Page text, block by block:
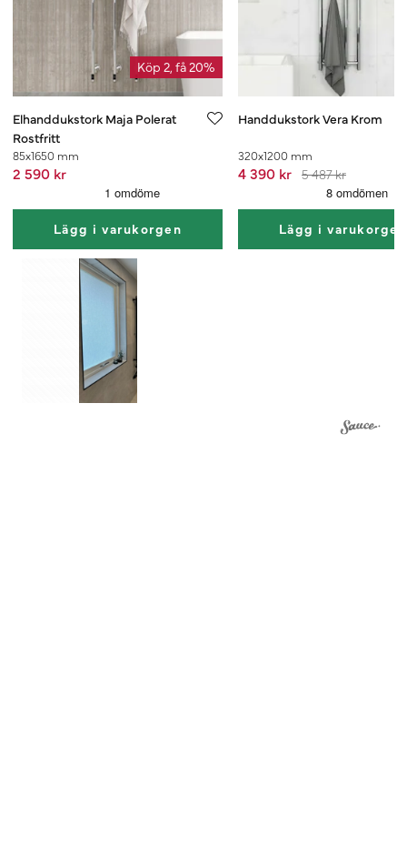
Köp 2, få 20%
Elhanddukstork Maja Polerat
Rostfritt
85x1650 mm
2 590 kr
Lägg i varukorgen
Handdukstork Vera Krom
320x1200 mm
4 390 kr 5 487 kr
Lägg i varukorgen